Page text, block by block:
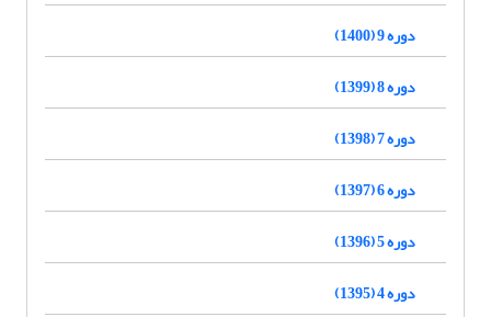
دوره 9 (1400)
دوره 8 (1399)
دوره 7 (1398)
دوره 6 (1397)
دوره 5 (1396)
دوره 4 (1395)